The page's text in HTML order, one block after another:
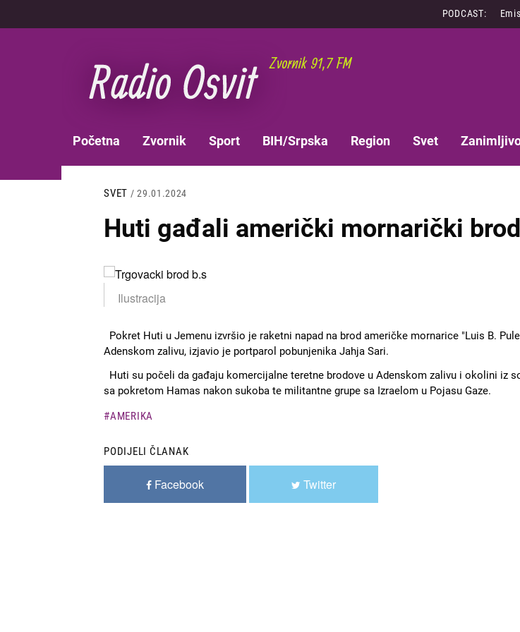
na
PODCAST:
NAVIGATION
Početna Zvornik Sport BIH/Srpska Region Svet
SVET / 29.01.2024
Huti gađali američki mornarički brod
Slika
Ilustracija
Pokret Huti u Јemenu izvršio je raketni napad na brod američke mornarice "Luis B.
Adenskom zalivu, izjavio je portparol pobunjenika Јahja Sari.
Huti su počeli da gađaju komercijalne teretne brodove u Adenskom zalivu i okolini iz
sa pokretom Hamas nakon sukoba te militantne grupe sa Izraelom u Pojasu Gaze.
AMERIKA
PODIJELI ČLANAK
Facebook Twitter